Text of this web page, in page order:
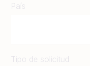
País
Tipo de solicitud